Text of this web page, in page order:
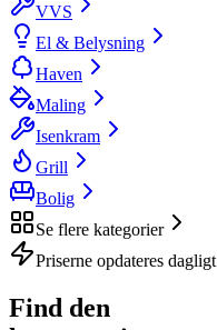
VVS
El & Belysning
Haven
Maling
Isenkram
Grill
Bolig
Se flere kategorier
Priserne opdateres dagligt
Find den